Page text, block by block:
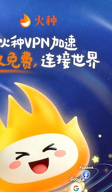
支持[0] 反对
支持
支持 反对 [0]